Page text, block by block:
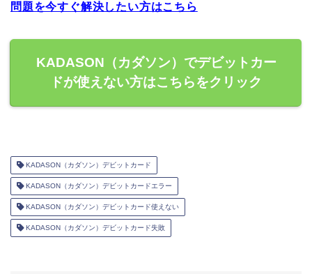
問題を今すぐ解決したい方はこちら
KADASON（カダソン）でデビットカー
ドが使えない方はこちらをクリック
KADASON（カダソン）デビットカード
KADASON（カダソン）デビットカードエラー
KADASON（カダソン）デビットカード使えない
KADASON（カダソン）デビットカード失敗